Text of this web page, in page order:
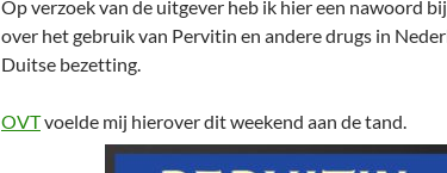
Op verzoek van de uitgever heb ik hier een nawoord
over het gebruik van Pervitin en andere drugs in
Duitse bezetting.
OVTvoelde mij hierover dit weekend aan de tand.